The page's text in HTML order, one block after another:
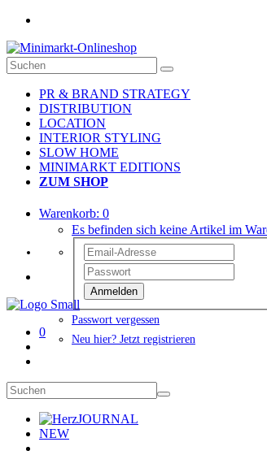
PR & BRAND STRATEGY
DISTRIBUTION
LOCATION
INTERIOR STYLING
SLOW HOME
MINIMARKT EDITIONS
ZUM SHOP
Warenkorb: 0
Es befinden sich keine Artikel im
Anmelden
Passwort vergessen
Neu hier? Jetzt registrieren
0
JOURNAL
NEW